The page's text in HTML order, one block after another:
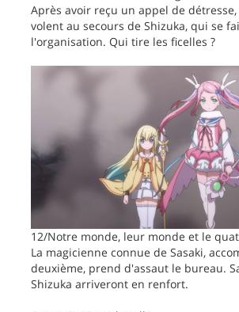
Après avoir reçu un appel de détresse,
volent au secours de Shizuka, qui se
l'organisation. Qui tire les ficelles ?
12/Notre monde, leur monde et le
La magicienne connue de Sasaki,
deuxième, prend d'assaut le bureau.
Shizuka arriveront en renfort.